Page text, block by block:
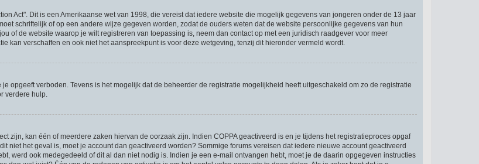
Act". Dit is een Amerikaanse wet van 1998, die vereist dat iedere website die mogelijk gegevens van jongeren onder de 13 jaar
schriftelijk of op een andere wijze gegeven worden, zodat de ouders weten dat de website persoonlijke gegevens van hun
of de website waarop je wilt registreren van toepassing is, neem dan contact op met een juridisch raadgever voor meer
kan verschaffen en ook niet het aanspreekpunt is voor deze wetgeving, tenzij dit hieronder vermeld wordt.
opgeeft verboden. Tevens is het mogelijk dat de beheerder de registratie mogelijkheid heeft uitgeschakeld om zo de registratie
verdere hulp.
zijn, kan één of meerdere zaken hiervan de oorzaak zijn. Indien COPPA geactiveerd is en je tijdens het registratieproces opgaf
niet het geval is, moet je account dan geactiveerd worden? Sommige forums vereisen dat iedere nieuwe account geactiveerd
werd ook medegedeeld of dit al dan niet nodig is. Indien je een e-mail ontvangen hebt, moet je de daarin opgegeven instructies